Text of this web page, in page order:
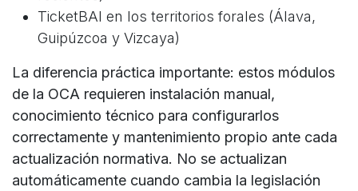
TicketBAI en los territorios forales (Álava,
Guipúzcoa y Vizcaya)
La diferencia práctica importante: estos módulos
de la OCA requieren instalación manual,
conocimiento técnico para configurarlos
correctamente y mantenimiento propio ante cada
actualización normativa. No se actualizan
automáticamente cuando cambia la legislación